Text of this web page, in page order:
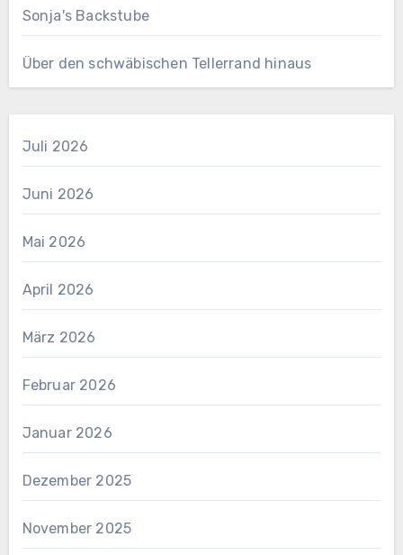
Sonja's Backstube
Über den schwäbischen Tellerrand hinaus
Juli 2026
Juni 2026
Mai 2026
April 2026
März 2026
Februar 2026
Januar 2026
Dezember 2025
November 2025